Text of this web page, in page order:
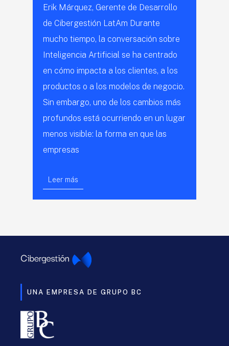
Erik Márquez, Gerente de Desarrollo
de Cibergestión LatAm Durante
mucho tiempo, la conversación sobre
Inteligencia Artificial se ha centrado
en cómo impacta a los clientes, a los
productos o a los modelos de negocio.
Sin embargo, uno de los cambios más
profundos está ocurriendo en un lugar
menos visible: la forma en que las
empresas
Leer más
UNA EMPRESA DE GRUPO BC